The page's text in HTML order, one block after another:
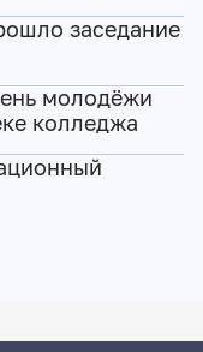
заседание
молодёжи
колледжа